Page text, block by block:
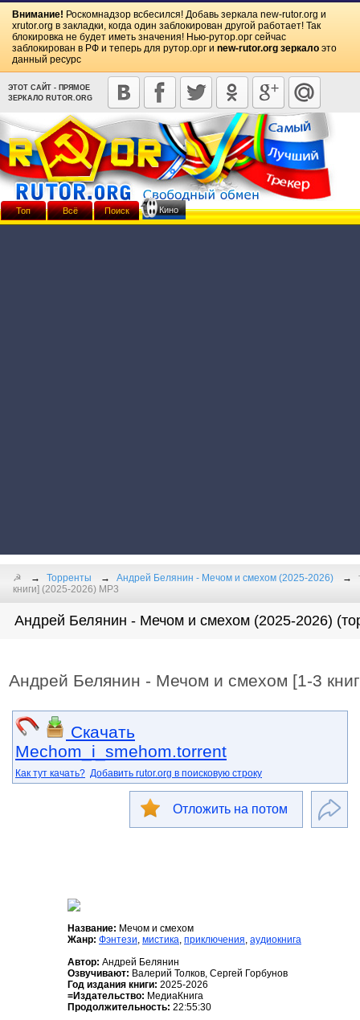
Внимание! Роскомнадзор всбесился! Добавь зеркала new-rutor.org и
xrutor.org в закладки, когда один заблокирован другой работает! Так
блокировка не будет иметь значения! Нью-рутор.орг сейчас
заблокирован в РФ и теперь для рутор.орг и new-rutor.org зеркало это
данный ресурс
ЭТОТ САЙТ - ПРЯМОЕ
ЗЕРКАЛО RUTOR.ORG
☭ Торренты Андрей Белянин - Мечом и смехом (2025-2026)
книги] (2025-2026) МР3
Андрей Белянин - Мечом и смехом (2025-2026)
Андрей Белянин - Мечом и смехом [1-3
Скачать
Mechom_i_smehom.torrent
Как тут качать? Добавить rutor.org в поисковую строку
Отложить на потом
Название: Мечом и смехом
Жанр: Фэнтези, мистика, приключения, аудиокнига
Автор: Андрей Белянин
Озвучивают: Валерий Толков, Сергей Горбунов
Год издания книги: 2025-2026
=Издательство: МедиаКнига
Продолжительность: 22:55:30